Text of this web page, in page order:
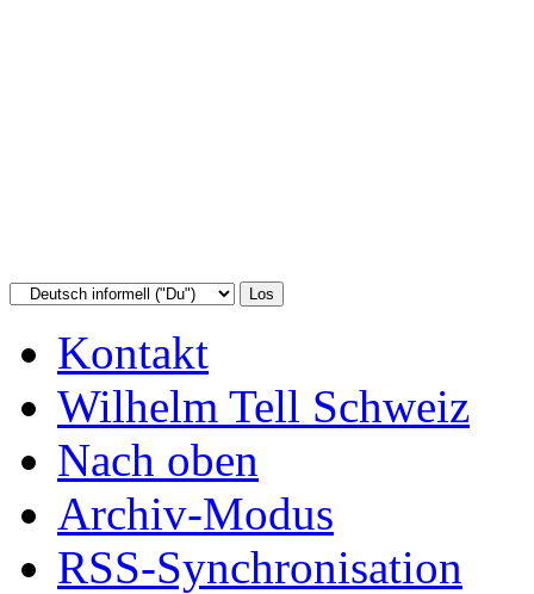
Kontakt
Wilhelm Tell Schweiz
Nach oben
Archiv-Modus
RSS-Synchronisation